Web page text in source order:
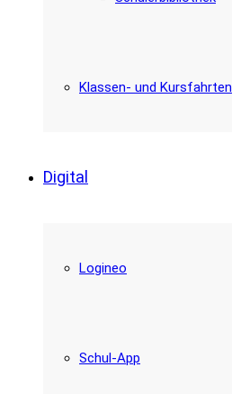
Klassen- und Kursfahrten
Digital
Logineo
Schul-App